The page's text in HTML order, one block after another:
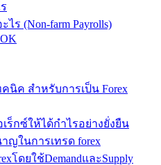
ร (Non-farm Payrolls)
นิค สำหรับการเป็น Forex
ร็กซ์ให้ได้กำไรอย่างยั่งยืน
ญในการเทรด forex
โดยใช้DemandและSupply